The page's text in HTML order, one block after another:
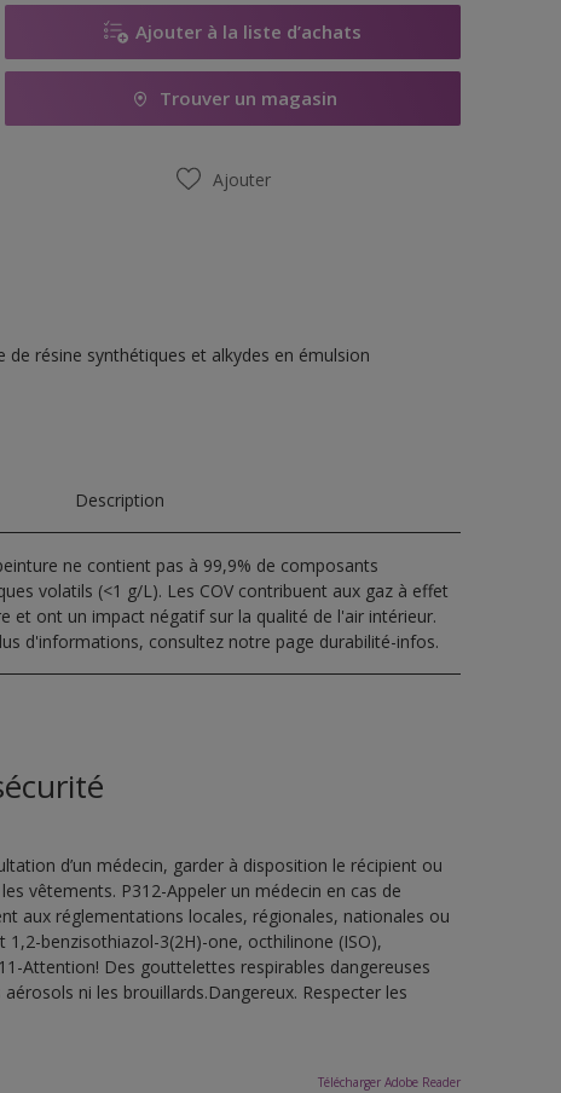
Ajouter à la liste d’achats
Trouver un magasin
Ajouter
résine synthétiques et alkydes en émulsion
Description
ne contient pas à 99,9% de composants
volatils (<1 g/L). Les COV contribuent aux gaz à effet
et ont un impact négatif sur la qualité de l'air intérieur.
d'informations, consultez notre page durabilité-infos.
d’un médecin, garder à disposition le récipient ou
vêtements. P312-Appeler un médecin en cas de
aux réglementations locales, régionales, nationales ou
benzisothiazol-3(2H)-one, octhilinone (ISO),
Attention! Des gouttelettes respirables dangereuses
ni les brouillards.Dangereux. Respecter les
Télécharger Adobe Reader